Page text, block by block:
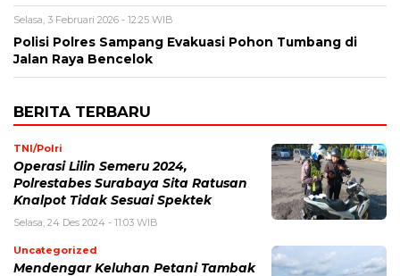
Selasa, 3 Februari 2026 - 12:25 WIB
Polisi Polres Sampang Evakuasi Pohon Tumbang di
Jalan Raya Bencelok
BERITA TERBARU
TNI/Polri
Operasi Lilin Semeru 2024,
Polrestabes Surabaya Sita Ratusan
Knalpot Tidak Sesuai Spektek
Selasa, 24 Des 2024 - 11:03 WIB
Uncategorized
Mendengar Keluhan Petani Tambak